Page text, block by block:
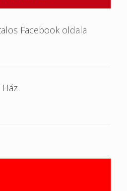
Facebook oldala